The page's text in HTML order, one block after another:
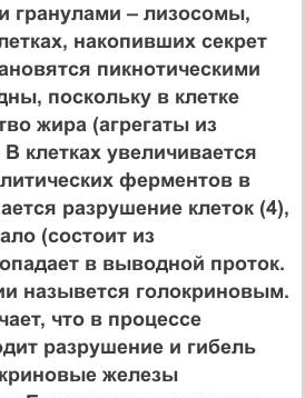
гранулами – лизосомы,
накопивших секрет
пикнотическими
поскольку в клетке
жира (агрегаты из
клетках увеличивается
ферментов в
разрушение клеток (4),
(состоит из
в выводной проток.
назывется голокриновым.
что в процессе
разрушение и гибель
железы